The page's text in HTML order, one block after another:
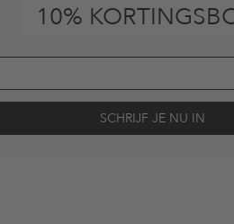
10%